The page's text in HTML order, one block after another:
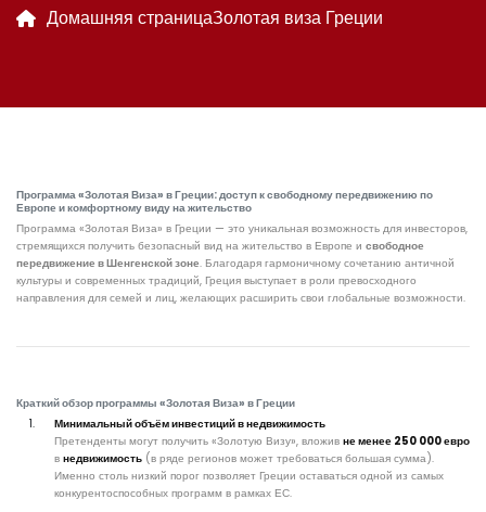
Домашняя страницаЗолотая виза Греции
Программа «Золотая Виза» в Греции: доступ к свободному передвижению по
Европе и комфортному виду на жительство
Программа «Золотая Виза» в Греции — это уникальная возможность для инвесторов,
стремящихся получить безопасный вид на жительство в Европе и свободное
передвижение в Шенгенской зоне. Благодаря гармоничному сочетанию античной
культуры и современных традиций, Греция выступает в роли превосходного
направления для семей и лиц, желающих расширить свои глобальные возможности.
Краткий обзор программы «Золотая Виза» в Греции
Минимальный объём инвестиций в недвижимость
Претенденты могут получить «Золотую Визу», вложив не менее 250 000 евро
в недвижимость (в ряде регионов может требоваться большая сумма).
Именно столь низкий порог позволяет Греции оставаться одной из самых
конкурентоспособных программ в рамках ЕС.